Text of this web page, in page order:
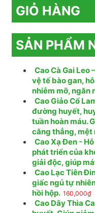
GIỎ HÀNG
SẢN PHẨM
Cao Cà Gai Leo
vệ tế bào gan,
nhiễm mỡ, ngăn
Cao Giảo Cổ
đường huyết,
tuần hoàn máu.
căng thẳng, mệt
Cao Xạ Đen -
phát triển của
giải độc, giúp
Cao Lạc Tiên
giấc ngủ tự
hồi hộp. 160,000₫
Cao Dây Thìa